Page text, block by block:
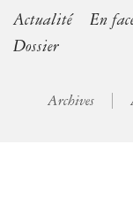
Actualité En
Dossier
Archives